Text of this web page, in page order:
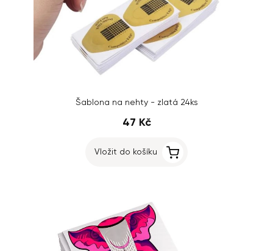
Šablona na nehty - zlatá 24ks
47 Kč
Vložit do košíku